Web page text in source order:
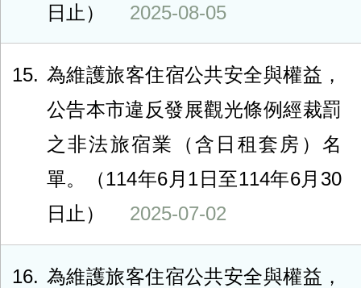
日止）
2025-08-05
15
為維護旅客住宿公共安全與權益，
公告本市違反發展觀光條例經裁罰
之非法旅宿業（含日租套房）名
單。（114年6月1日至114年6月30
日止）
2025-07-02
16
為維護旅客住宿公共安全與權益，